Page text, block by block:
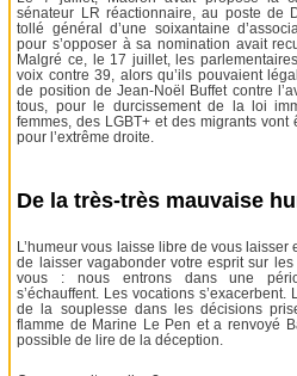
sénateur LR réactionnaire, au poste de
tollé général d’une soixantaine
pour s’opposer à sa nomination avait
Malgré ce, le 17 juillet, les
voix contre 39, alors qu’ils pouvaient
de position de Jean-Noël Buffet contre
tous, pour le durcissement de la loi
femmes, des LGBT+ et des migrants
pour l’extrême droite.
De la très-très mauvaise
L’humeur vous laisse libre de vous
de laisser vagabonder votre esprit sur
vous : nous entrons dans une
s’échauffent. Les vocations
de la souplesse dans les décisions
flamme de Marine Le Pen et a renvoyé
possible de lire de la déception.